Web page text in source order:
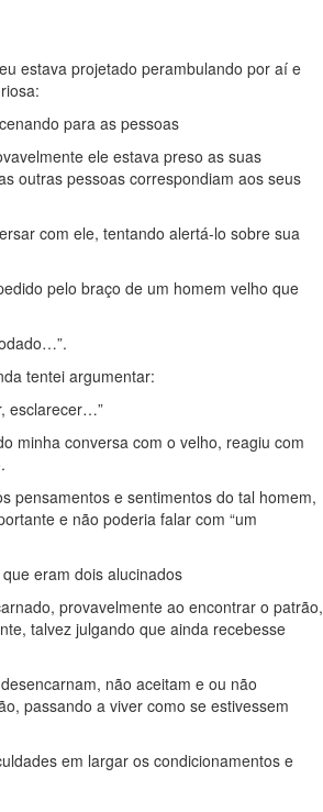
estava projetado perambulando por aí e
para as pessoas
ele estava preso as suas
outras pessoas correspondiam aos seus
com ele, tentando alertá-lo sobre sua
pelo braço de um homem velho que
tentei argumentar:
esclarecer…”
minha conversa com o velho, reagiu com
pensamentos e sentimentos do tal homem,
e não poderia falar com “um
eram dois alucinados
provavelmente ao encontrar o patrão,
talvez julgando que ainda recebesse
não aceitam e ou não
passando a viver como se estivessem
em largar os condicionamentos e